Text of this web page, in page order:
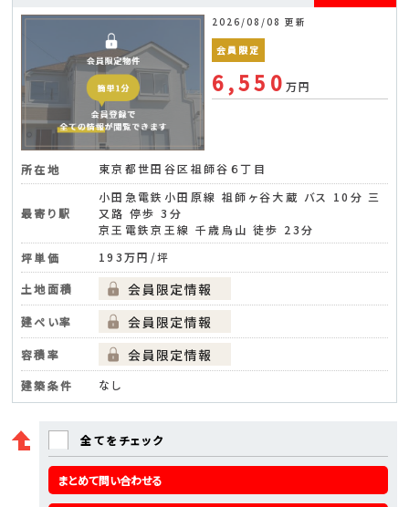
2026/08/08 更新
会員限定
6,550万円
所在地 東京都世田谷区祖師谷６丁目
最寄り駅
小田急電鉄小田原線 祖師ヶ谷大蔵 バス 10分 三
又路 停歩 3分
京王電鉄京王線 千歳烏山 徒歩 23分
坪単価
193万円/坪
土地面積
建ぺい率
容積率
建築条件
なし
全てをチェック
まとめて問い合わせる